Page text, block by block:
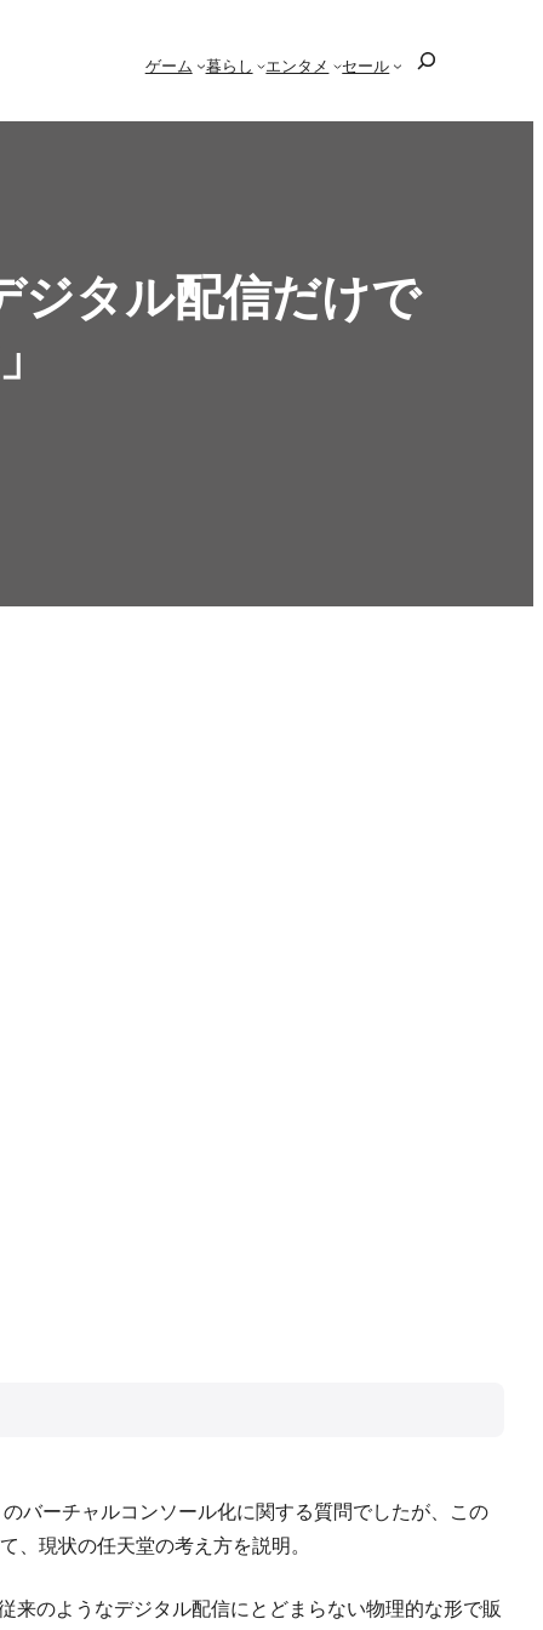
ゲーム 暮らし エンタメ セール
ジタル配信だけで
バーチャルコンソール化に関する質問でしたが、この
、現状の任天堂の考え方を説明。
来のようなデジタル配信にとどまらない物理的な形で販